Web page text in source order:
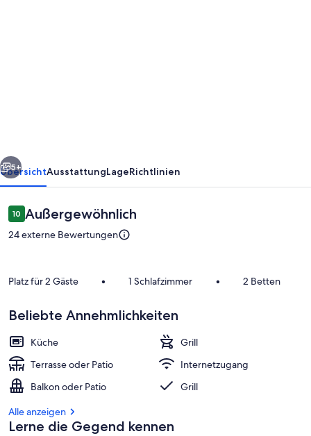
Unterkunftsgelände
Weiter
5+
ÜbersichtAusstattungLageRichtlinien
Bewertungen
1010 von 10.
Außergewöhnlich
24 externe Bewertungen
Platz für 2 Gäste • 1 Schlafzimmer • 2 Betten
Beliebte Annehmlichkeiten
Küche
Grill
Terrasse oder Patio
Internetzugang
Balkon oder Patio
Grill
Alle anzeigen
Lerne die Gegend kennen